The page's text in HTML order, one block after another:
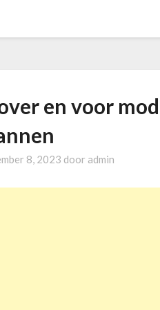
en voor
8, 2023 door admin